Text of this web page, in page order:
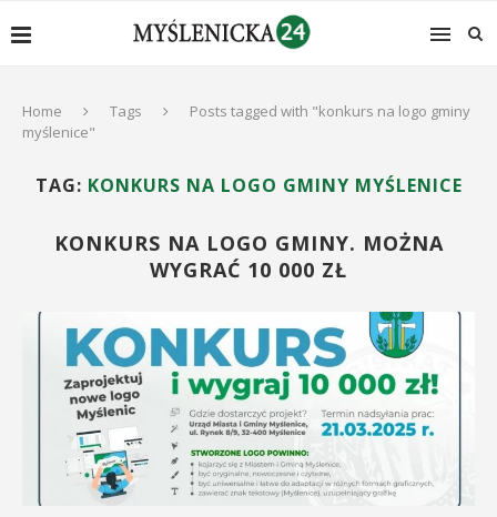
Home Tags
Posts tagged with "konkurs na logo gminy
myślenice"
TAG: KONKURS NA LOGO GMINY MYŚLENICE
KONKURS NA LOGO GMINY. MOŻNA
WYGRAĆ 10 000 ZŁ